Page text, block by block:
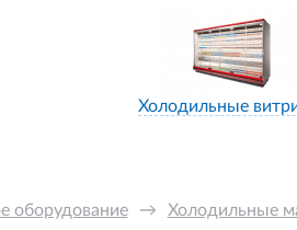
Холодильные
оборудование → Холодильные